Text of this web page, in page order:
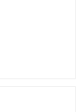
farklı
olan
seçenekleri
tarzlarına uygun